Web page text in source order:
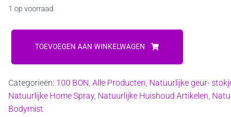
€29,00.
1 op voorraad
100BON
Eucalyptus
Room
Spray
aantal
TOEVOEGEN AAN WINKELWAGEN
Categorieën: 100 BON Alle Producten Natuurlijke geur-
Natuurlijke Home Spray, Natuurlijke Huishoud Artikelen
Bodymist